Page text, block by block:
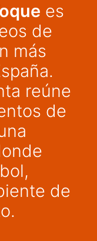
es
de
más
reúne
de
de